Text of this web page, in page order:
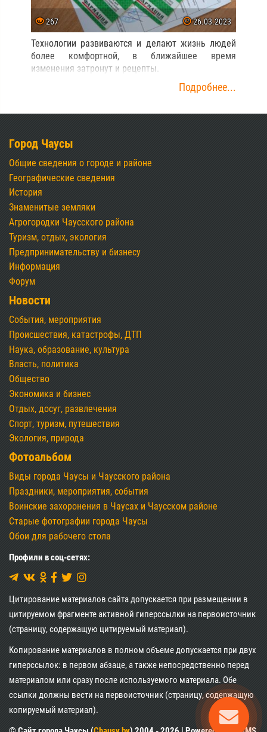
267 26.03.2023
Технологии развиваются и делают жизнь людей
более комфортной, в ближайшее время
изменения затронут и рецепты.
Подробнее...
Город Чаусы
Общие сведения о городе и районе
Географические сведения
История
Знаменитые земляки
Агрогородки Чаусского района
Туризм, отдых, экология
Предпринимательству и бизнесу
Информация
Форум
Новости
События, мероприятия
Происшествия, катастрофы, ДТП
Наука, образование, культура
Власть, политика
Общество
Экономика и бизнес
Отдых, досуг, развлечения
Спорт, туризм, путешествия
Экология, природа
Фотоальбом
Виды города Чаусы и Чаусского района
Праздники, мероприятия, события
Воинские захоронения в Чаусах и Чаусском районе
Старые фотографии города Чаусы
Обои для рабочего стола
Профили в соц-сетях:
Цитирование материалов сайта допускается при размещении в
цитируемом фрагменте активной гиперссылки на первоисточник
(страницу, содержащую цитируемый материал).
Копирование материалов в полном объеме допускается при двух
гиперссылок: в первом абзаце, а также непосредственно перед
материалом или сразу после используемого материала. Обе
ссылки должны вести на первоисточник (страницу, содержащую
копируемый материал).